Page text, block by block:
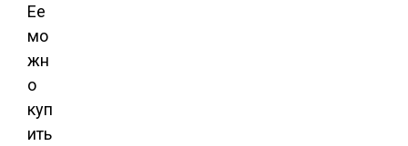
Ее
мо
жн
о
куп
ить